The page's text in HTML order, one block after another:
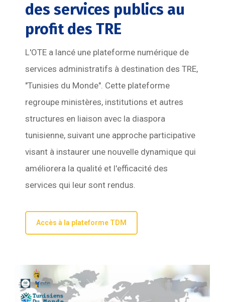
des services publics au
profit des TRE
L'OTE a lancé une plateforme numérique de
services administratifs à destination des TRE,
"Tunisies du Monde". Cette plateforme
regroupe ministères, institutions et autres
structures en liaison avec la diaspora
tunisienne, suivant une approche participative
visant à instaurer une nouvelle dynamique qui
améliorera la qualité et l'efficacité des
services qui leur sont rendus.
Accès à la plateforme TDM